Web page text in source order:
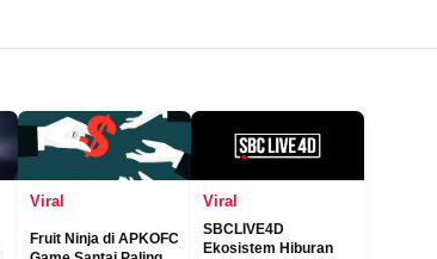
Viral
Fruit Ninja di APKOFC
Viral
SBCLIVE4D
Ekosistem Hiburan